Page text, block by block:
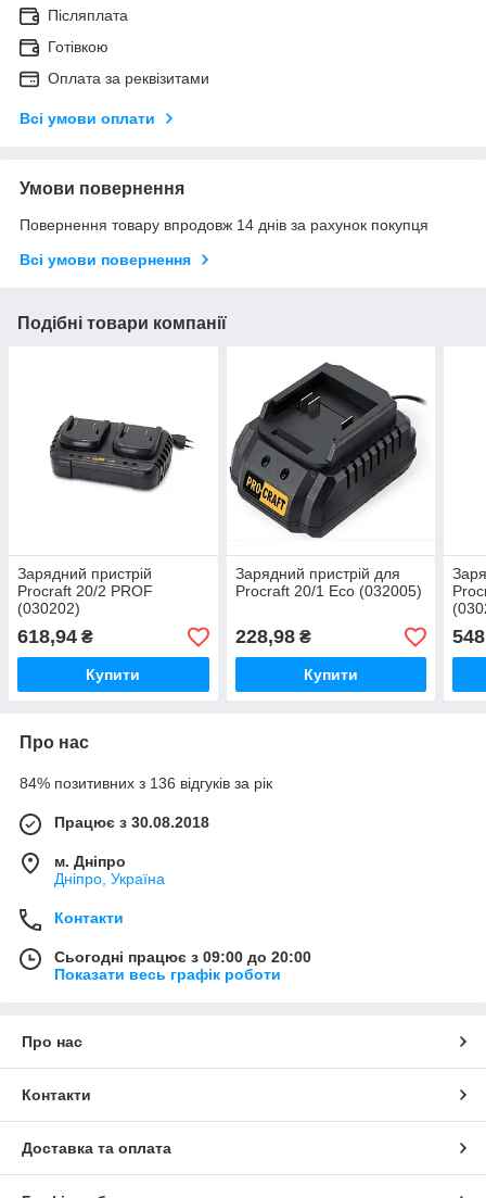
Післяплата
Готівкою
Оплата за реквізитами
Всі умови оплати
Умови повернення
Повернення товару впродовж 14 днів за рахунок покупця
Всі умови повернення
Подібні товари компанії
Зарядний пристрій
Procraft 20/2 PROF
(030202)
618,94 ₴
Купити
Зарядний пристрій для
Procraft 20/1 Eco (032005)
228,98₴
Купити
Про нас
84% позитивних з 136 відгуків за рік
Працює з 30.08.2018
м. Дніпро
Дніпро, Україна
Контакти
Сьогодні працює з 09:00 до 20:00
Показати весь графік роботи
Про нас
Контакти
Доставка та оплата